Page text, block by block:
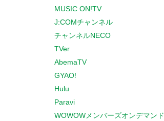
MUSIC ON!TV
J:COMチャンネル
チャンネルNECO
TVer
AbemaTV
GYAO!
Hulu
Paravi
WOWOWメンバーズオンデマンド